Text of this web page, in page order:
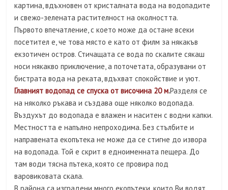
картина, вдъхновен от кристалната вода на водопадите
и свежо-зелената растителност на околността.
Първото впечатление, с което може да остане всеки
посетител е, че това място е като от филм за някакъв
екзотичен остров. Стичащата се вода по скалите сякаш
носи някакво приключение, а поточетата, образувани от
бистрата вода на реката, вдъхват спокойствие и уют.
Главният водопад се спуска от височина 20 м.Разделя се
на няколко ръкава и създава още няколко водопада.
Въздухът до водопада е влажен и наситен с водни капки.
Местността е напълно непроходима. Без стълбите и
направената екопътека не може да се стигне до извора
на водопада. Той е скрит в едноименната пещера. До
там води тясна пътека, която се провира под
варовиковата скала.